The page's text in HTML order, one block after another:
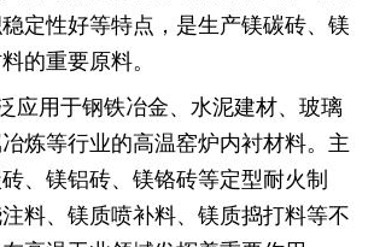
定性好等特点，是生产镁碳砖、镁
的重要原料。
应用于钢铁冶金、水泥建材、玻璃
炼等行业的高温窑炉内衬材料。主
、镁铝砖、镁铬砖等定型耐火制
料、镁质喷补料、镁质捣打料等不